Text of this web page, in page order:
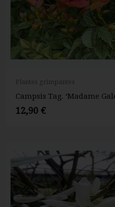
Plantes grimpantes
Campsis Tag. ‘Madame
12,90 €